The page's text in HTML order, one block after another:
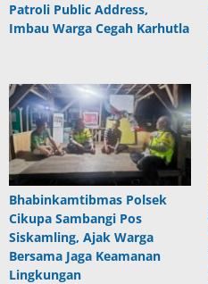
Patroli Public Address,
Imbau Warga Cegah Karhutla
Bhabinkamtibmas Polsek
Cikupa Sambangi Pos
Siskamling, Ajak Warga
Bersama Jaga Keamanan
Lingkungan